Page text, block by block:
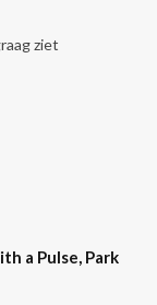
ziet
a Pulse, Park